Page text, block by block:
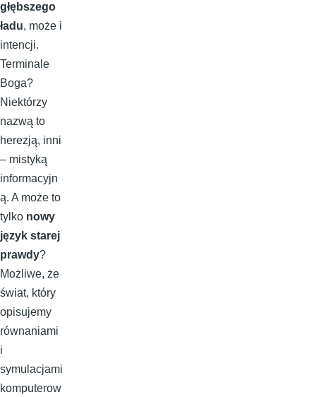
głębszego
ładu, może i
intencji.
Terminale
Boga?
Niektórzy
nazwą to
herezją, inni
– mistyką
informacyjn
ą. A może to
tylko nowy
język starej
prawdy?
Możliwe, że
świat, który
opisujemy
równaniami
i
symulacjami
komputerow